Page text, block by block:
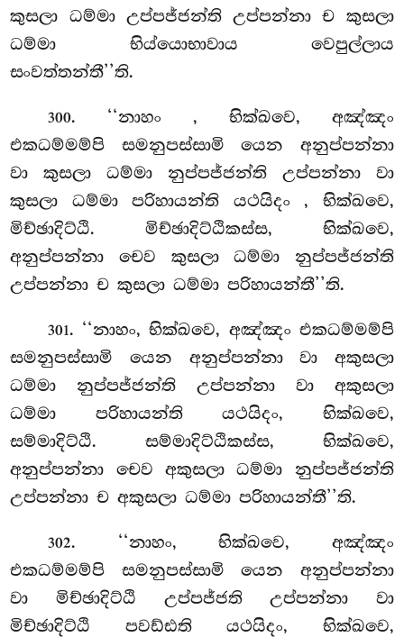
කුසලා ධම්මා උප්පජ්ජන්ති උප්පන්නා ච කුසලා
ධම්මා භිය්යොභාවාය වෙපුල්ලාය
සංවත්තන්තී’’ති.
300. ‘‘නාහං , භික්ඛවෙ, අඤ්ඤං
එකධම්මම්පි සමනුපස්සාමි යෙන අනුප්පන්නා
වා කුසලා ධම්මා නුප්පජ්ජන්ති උප්පන්නා වා
කුසලා ධම්මා පරිහායන්ති යථයිදං, භික්ඛවෙ,
මිච්ඡාදිට්ඨි. මිච්ඡාදිට්ඨිකස්ස, භික්ඛවෙ,
අනුප්පන්නා චෙව කුසලා ධම්මා නුප්පජ්ජන්ති
උප්පන්නා ච කුසලා ධම්මා පරිහායන්තී’’ති.
301. ‘‘නාහං, භික්ඛවෙ, අඤ්ඤං එකධම්මම්පි
සමනුපස්සාමි යෙන අනුප්පන්නා වා අකුසලා
ධම්මා නුප්පජ්ජන්ති උප්පන්නා වා අකුසලා
ධම්මා පරිහායන්ති යථයිදං, භික්ඛවෙ,
සම්මාදිට්ඨි. සම්මාදිට්ඨිකස්ස, භික්ඛවෙ,
අනුප්පන්නා චෙව අකුසලා ධම්මා නුප්පජ්ජන්ති
උප්පන්නා ච අකුසලා ධම්මා පරිහායන්තී’’ති.
302. ‘‘නාහං, භික්ඛවෙ, අඤ්ඤං
එකධම්මම්පි සමනුපස්සාමි යෙන අනුප්පන්නා
වා මිච්ඡාදිට්ඨි උප්පජ්ජති උප්පන්නා වා
මිච්ඡාදිට්ඨි පවඩ්ඪති යථයිදං, භික්ඛවෙ,